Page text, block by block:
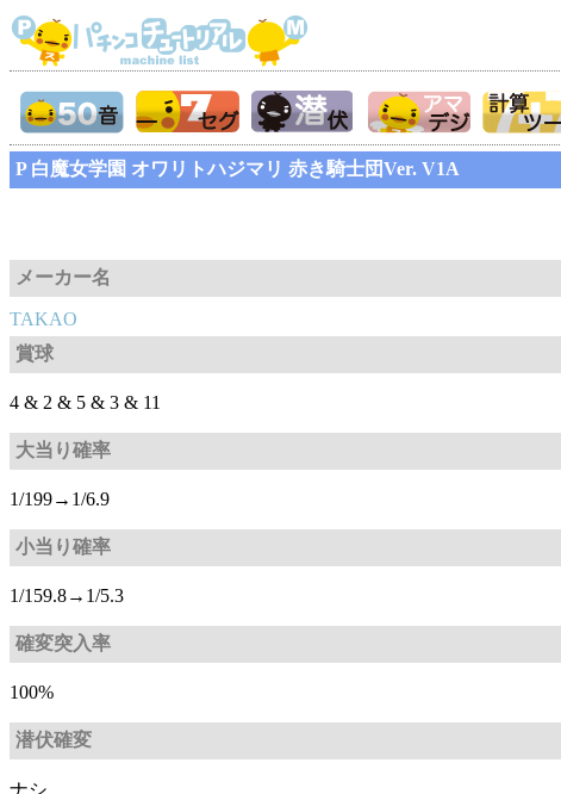
P 白魔女学園 オワリトハジマリ 赤き騎士団Ver. V1A
メーカー名
TAKAO
賞球
4 & 2 & 5 & 3 & 11
大当り確率
1/199→1/6.9
小当り確率
1/159.8→1/5.3
確変突入率
100%
潜伏確変
ナシ